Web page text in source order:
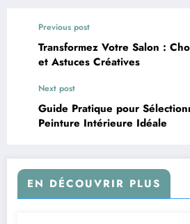
Previous post
Transformez Votre Salon :
et Astuces Créatives
Next post
Guide Pratique pour
Peinture Intérieure Idéale
EN DÉCOUVRIR PLUS